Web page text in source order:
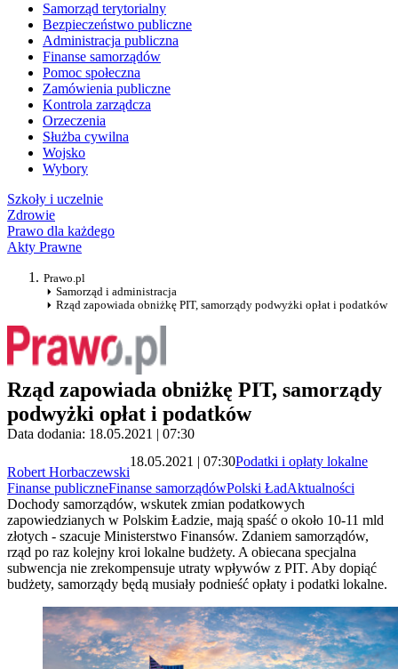
Samorząd terytorialny
Bezpieczeństwo publiczne
Administracja publiczna
Finanse samorządów
Pomoc społeczna
Zamówienia publiczne
Kontrola zarządcza
Orzeczenia
Służba cywilna
Wojsko
Wybory
Szkoły i uczelnie
Zdrowie
Prawo dla każdego
Akty Prawne
Prawo.pl
Samorząd i administracja
Rząd zapowiada obniżkę PIT, samorządy podwyżki opłat i podatków
Rząd zapowiada obniżkę PIT, samorządy
podwyżki opłat i podatków
Data dodania: 18.05.2021 | 07:30
Robert Horbaczewski
18.05.2021 | 07:30Podatki i opłaty lokalne
Finanse publiczneFinanse samorządówPolski ŁadAktualności
Dochody samorządów, wskutek zmian podatkowych
zapowiedzianych w Polskim Ładzie, mają spaść o około 10-11 mld
złotych - szacuje Ministerstwo Finansów. Zdaniem samorządów,
rząd po raz kolejny kroi lokalne budżety. A obiecana specjalna
subwencja nie zrekompensuje utraty wpływów z PIT. Aby dopiąć
budżety, samorządy będą musiały podnieść opłaty i podatki lokalne.